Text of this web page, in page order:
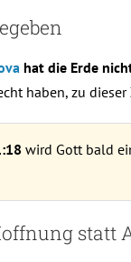
hat die Erde
haben, zu
wird Gott bald
statt